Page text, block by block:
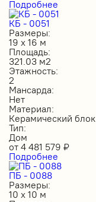
Подробнее
КБ - 0051
Размеры:
19 х 16 м
Площадь:
321.03 м2
Этажность:
2
Мансарда:
Нет
Материал:
Керамический блок
Тип:
Дом
от 4 481 579 ₽
Подробнее
ПБ - 0088
Размеры:
10 х 10 м